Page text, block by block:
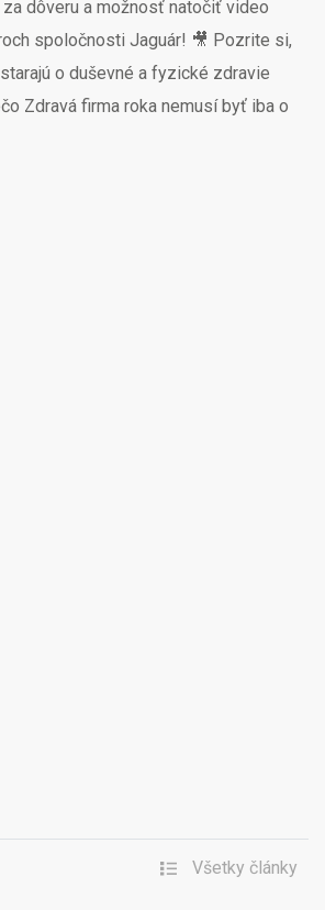
dôveru a možnosť natočiť video
spoločnosti Jaguár! 🎥 Pozrite si,
o duševné a fyzické zdravie
Zdravá firma roka nemusí byť iba o
Všetky články